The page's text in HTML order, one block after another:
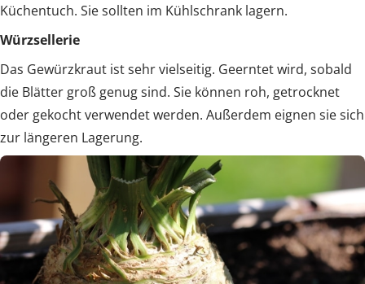
Küchentuch. Sie sollten im Kühlschrank lagern.
Würzsellerie
Das Gewürzkraut ist sehr vielseitig. Geerntet wird, sobald
die Blätter groß genug sind. Sie können roh, getrocknet
oder gekocht verwendet werden. Außerdem eignen sie sich
zur längeren Lagerung.